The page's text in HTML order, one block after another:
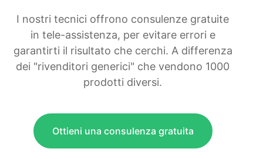
I nostri tecnici offrono consulenze gratuite
in tele-assistenza, per evitare errori e
garantirti il risultato che cerchi. A differenza
dei "rivenditori generici" che vendono 1000
prodotti diversi.
Ottieni una consulenza gratuita